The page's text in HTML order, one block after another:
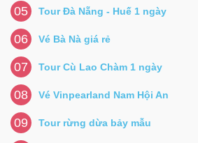
05 Tour Đà Nẵng - Huế 1 ngày
06 Vé Bà Nà giá rẻ
07 Tour Cù Lao Chàm 1 ngày
08 Vé Vinpearland Nam Hội An
09 Tour rừng dừa bảy mẫu